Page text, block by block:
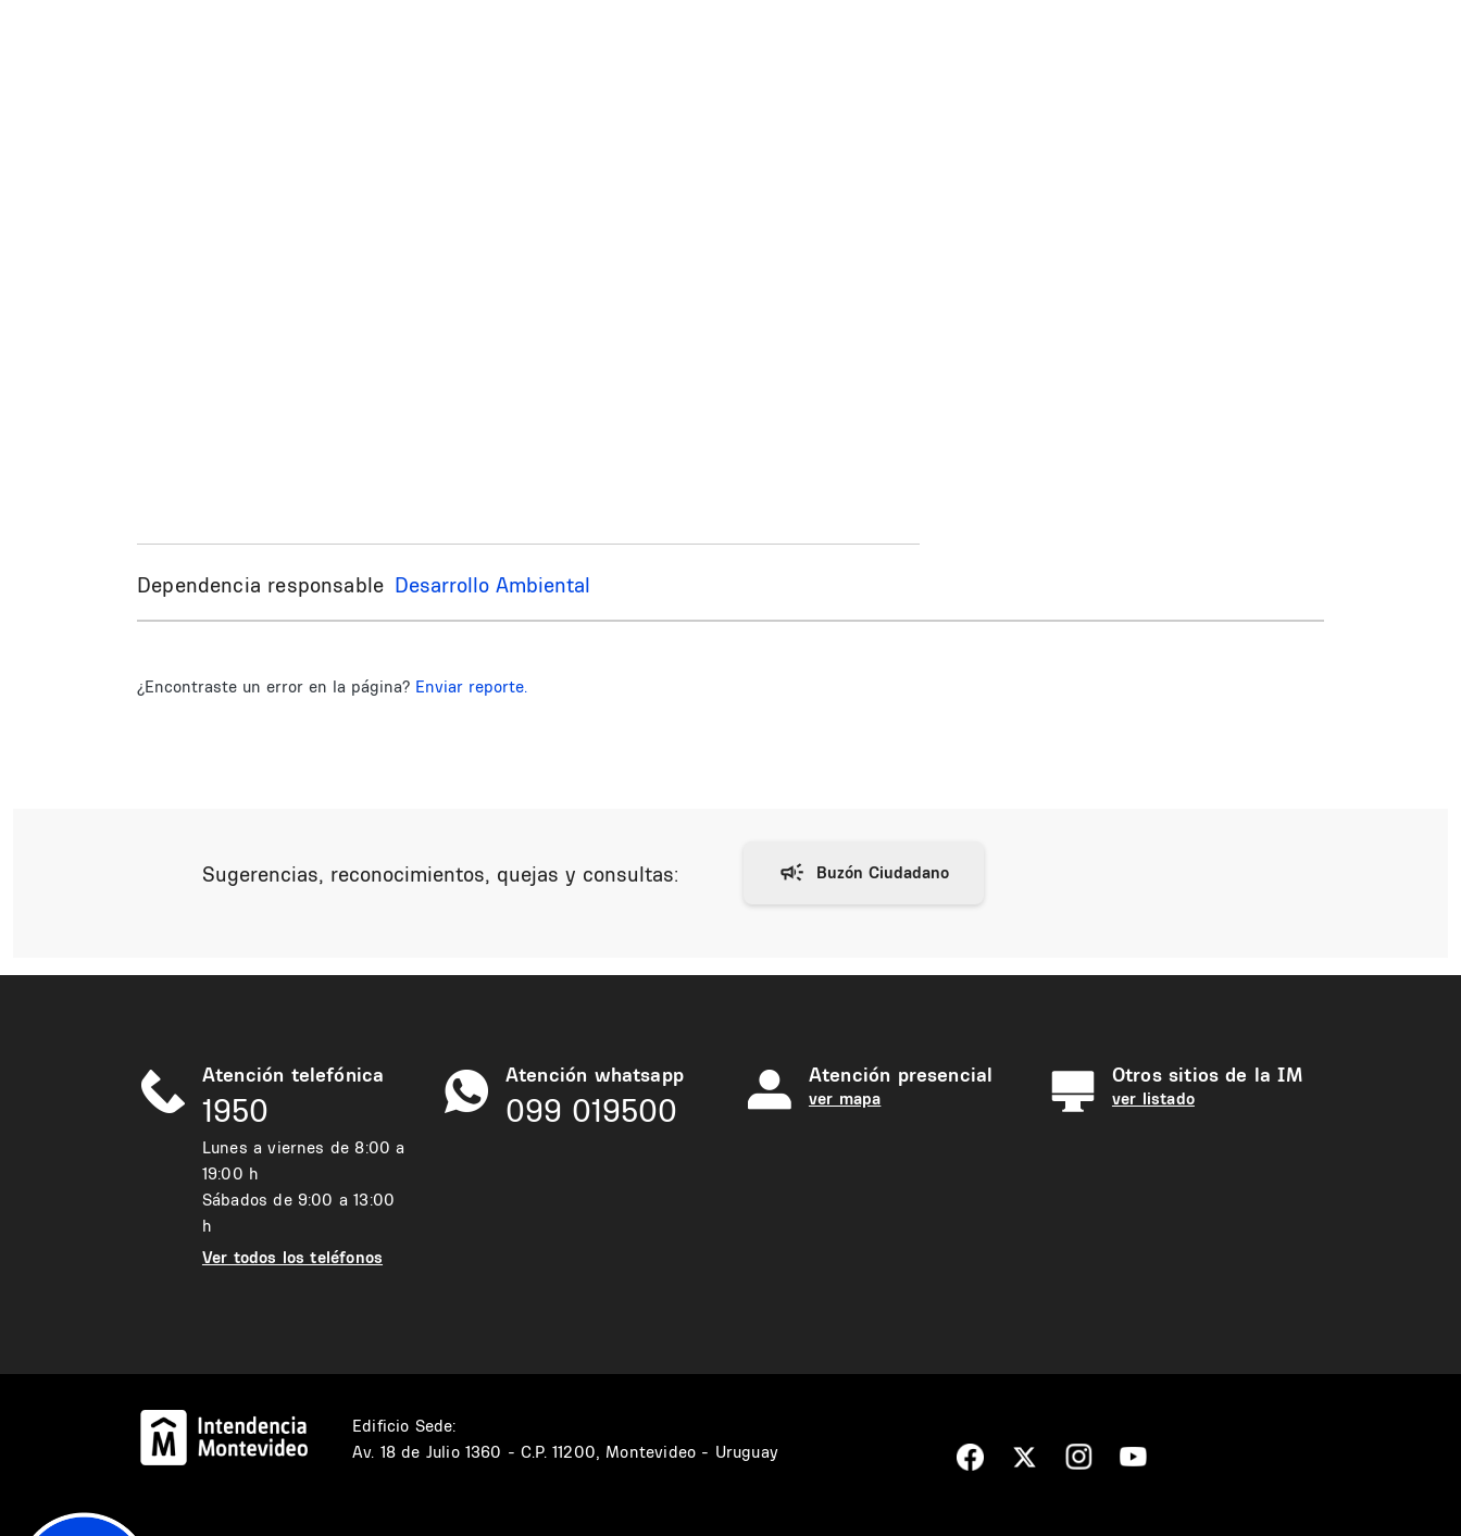
Dependencia responsable Desarrollo Ambiental
¿Encontraste un error en la página? Enviar reporte.
Sugerencias, reconocimientos, quejas y consultas:
Atención telefónica
1950
Lunes a viernes de 8:00 a
19:00 h
Sábados de 9:00 a 13:00
h
Ver todos los teléfonos
Atención whatsapp
099 019500
Atención presencial
ver mapa
Otros sitios de la IM
ver listado
Edificio Sede:
Av. 18 de Julio 1360 - C.P. 11200, Montevideo - Uruguay